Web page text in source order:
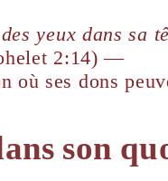
yeux dans sa
2:14) —
ses dons
son